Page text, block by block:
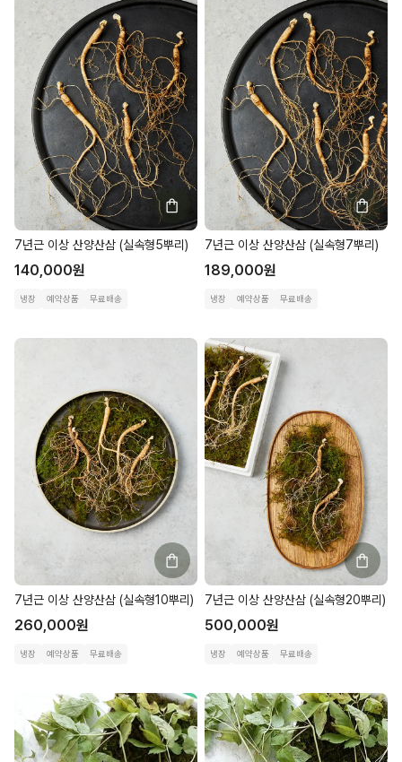
7년근 이상 산양산삼 (실속형5뿌리)
140,000원
냉장 예약상품 무료배송
7년근 이상 산양산삼 (실속형7뿌리)
189,000원
냉장 예약상품 무료배송
7년근 이상 산양산삼 (실속형10뿌리)
260,000원
냉장 예약상품 무료배송
7년근 이상 산양산삼 (실속형20뿌리)
500,000원
냉장 예약상품 무료배송